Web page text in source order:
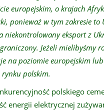
europejskim, o krajach
ponieważ w tym zakresie
niekontrolowany eksport z
Jeżeli mielibyśmy
na poziomie europejskim
polskim.
polskiego
energii elektrycznej